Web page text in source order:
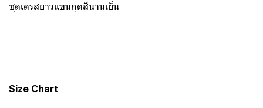
ชุดเดรสยาวแขนกุดสีนานเย็น
Size Chart